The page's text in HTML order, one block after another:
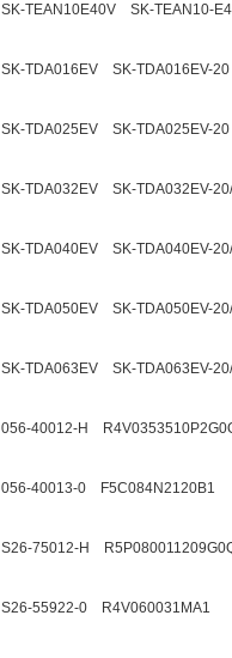
SK-TEAN10E40V SK-TEAN10-
SK-TDA016EV SK-TDA016EV-20
SK-TDA025EV SK-TDA025EV-20
SK-TDA032EV SK-TDA032EV-
SK-TDA040EV SK-TDA040EV-
SK-TDA050EV SK-TDA050EV-
SK-TDA063EV SK-TDA063EV-
056-40012-H
056-40013-0 F5C084N2120B1
S26-75012-H
S26-55922-0 R4V060031MA1